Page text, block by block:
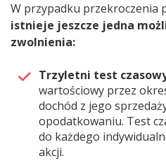
W przypadku przekroczenia
istnieje jeszcze jedna
zwolnienia:
Trzyletni test
wartościowy przez
dochód z jego
opodatkowaniu. Test
do każdego
akcji.